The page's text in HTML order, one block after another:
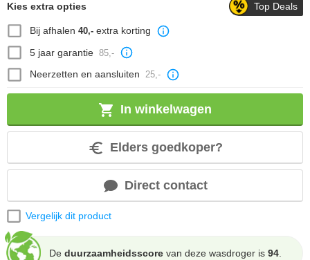
Top Deals
Kies extra opties
Bij afhalen 40,-extra korting
5 jaar garantie 85,-
Neerzetten en aansluiten 25,-
In winkelwagen
Elders goedkoper?
Direct contact
Vergelijk dit product
De duurzaamheidsscore van deze wasdroger is 94.